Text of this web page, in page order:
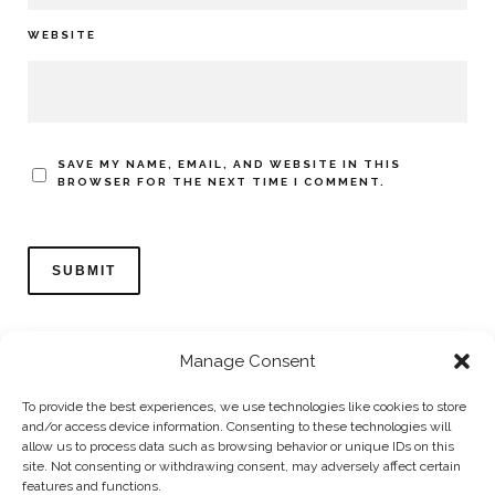
Manage Consent
To provide the best experiences, we use technologies like cookies to store
and/or access device information. Consenting to these technologies will
allow us to process data such as browsing behavior or unique IDs on this
site. Not consenting or withdrawing consent, may adversely affect certain
features and functions.
WEBSITE
SAVE MY NAME, EMAIL, AND WEBSITE IN THIS
BROWSER FOR THE NEXT TIME I COMMENT.
Home
Datenschutzerklärung
Impressum
Cookie Policy (EU)